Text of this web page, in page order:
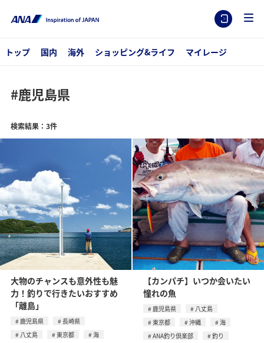
トップ 国内 海外 ショッピング&ライフ マイレージ
#鹿児島県
検索結果：3件
大物のチャンスも意外性も魅
力！釣りで行きたいおすすめ
「離島」
鹿児島県
長崎県
八丈島
東京都
海
【カンパチ】いつか会いたい
憧れの魚
鹿児島県
八丈島
東京都
沖縄
海
ANA釣り倶楽部
釣り